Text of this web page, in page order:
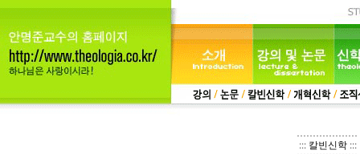
::: 칼빈신학 :::